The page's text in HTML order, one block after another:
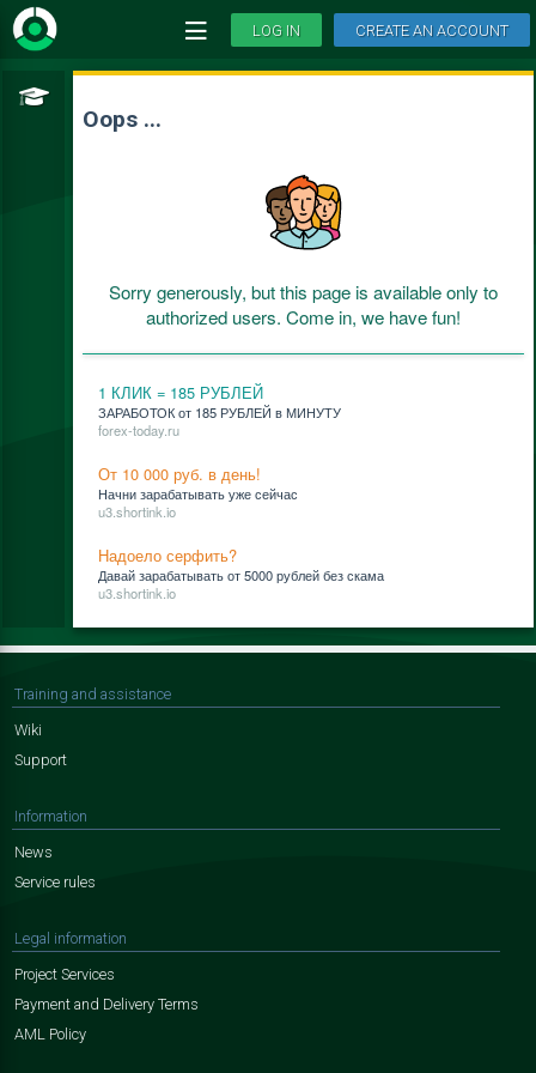
LOG IN CREATE AN ACCOUNT
Oops ...
Sorry generously, but this page is available only to
authorized users. Come in, we have fun!
1 КЛИК = 185 РУБЛЕЙ
ЗАРАБОТОК от 185 РУБЛЕЙ в МИНУТУ
forex-today.ru
От 10 000 руб. в день!
Нач­ни за­ра­ба­ты­вать уже сей­час
u3.shortink.io
Надоело серфить?
Да­вай за­ра­ба­ты­вать от 5000 руб­лей без ска­ма
u3.shortink.io
Training and assistance
Wiki
Support
Information
News
Service rules
Legal information
Project Services
Payment and Delivery Terms
AML Policy